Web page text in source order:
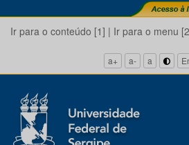
Ir para o conteúdo [1] | Ir para o menu
a+ a- a